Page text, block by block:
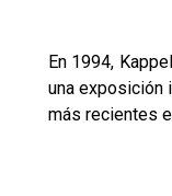
En 1994,
una exposición
más recientes